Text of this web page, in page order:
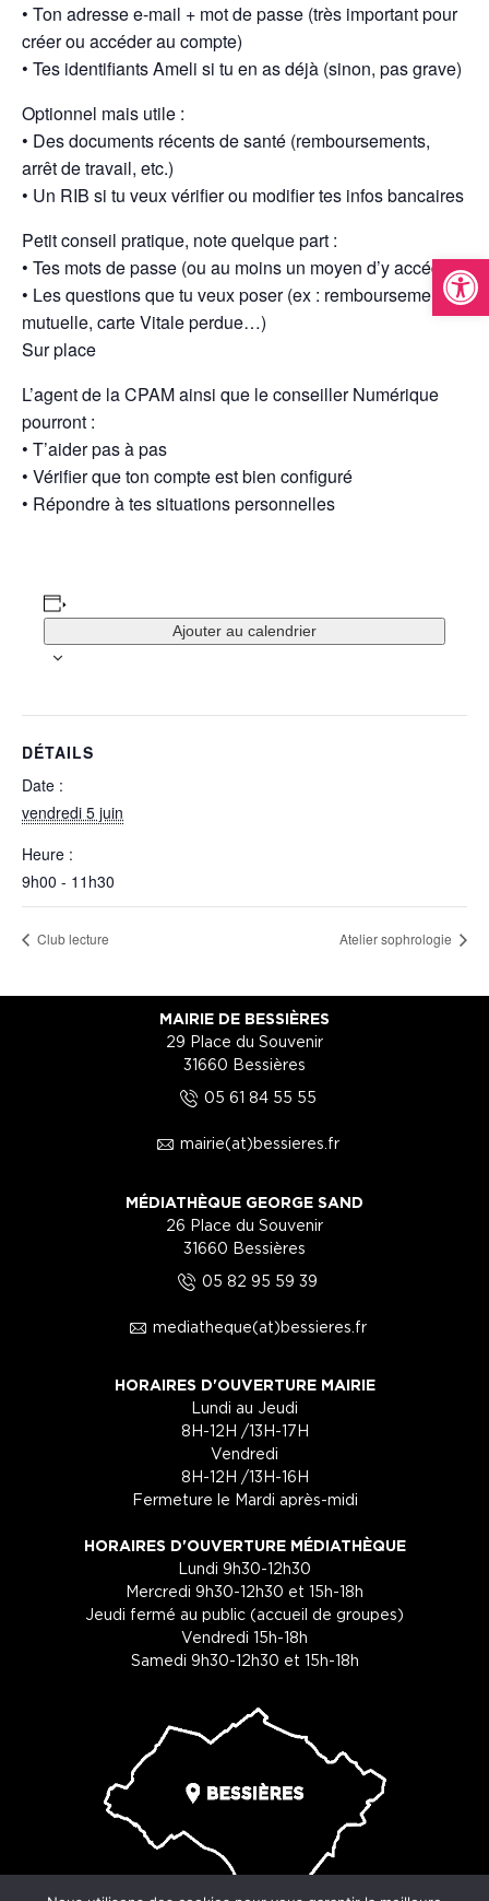
Ouvrir
• Ton adresse e-mail + mot de passe (très important pour
créer ou accéder au compte)
• Tes identifiants Ameli si tu en as déjà (sinon, pas grave)
Optionnel mais utile :
• Des documents récents de santé (remboursements,
arrêt de travail, etc.)
• Un RIB si tu veux vérifier ou modifier tes infos bancaires
Petit conseil pratique, note quelque part :
• Tes mots de passe (ou au moins un moyen d’y accéder)
• Les questions que tu veux poser (ex : remboursement,
mutuelle, carte Vitale perdue…)
Sur place
L’agent de la CPAM ainsi que le conseiller Numérique
pourront :
• T’aider pas à pas
• Vérifier que ton compte est bien configuré
• Répondre à tes situations personnelles
Ajouter au calendrier
DÉTAILS
Date :
vendredi 5 juin
Heure :
9h00 - 11h30
Club lecture Atelier sophrologie
MAIRIE DE BESSIÈRES
29 Place du Souvenir
31660 Bessières
5 05 61 84 55 55
1 mairie(at)bessieres.fr
MÉDIATHÈQUE GEORGE SAND
26 Place du Souvenir
31660 Bessières
5 05 82 95 59 39
1 mediatheque(at)bessieres.fr
HORAIRES D'OUVERTURE MAIRIE
Lundi au Jeudi
8H-12H /13H-17H
Vendredi
8H-12H /13H-16H
Fermeture le Mardi après-midi
HORAIRES D'OUVERTURE MÉDIATHÈQUE
Lundi 9h30-12h30
Mercredi 9h30-12h30 et 15h-18h
Jeudi fermé au public (accueil de groupes)
Vendredi 15h-18h
Samedi 9h30-12h30 et 15h-18h